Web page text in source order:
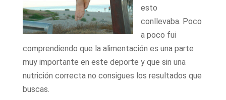
esto
conllevaba. Poco
a poco fui
comprendiendo que la alimentación es una parte
muy importante en este deporte y que sin una
nutrición correcta no consigues los resultados que
buscas.